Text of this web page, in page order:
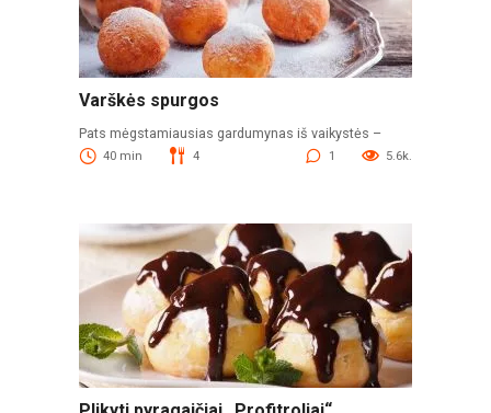
Varškės spurgos
Pats mėgstamiausias gardumynas iš vaikystės –
40 min 4 1 5.6k.